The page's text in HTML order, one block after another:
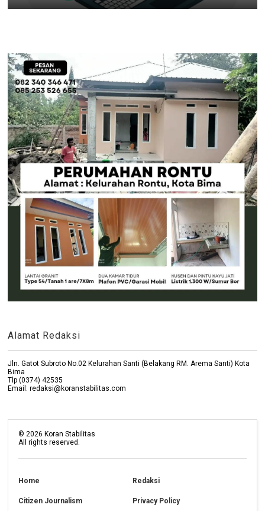
Alamat Redaksi
Jln. Gatot Subroto No.02 Kelurahan Santi (Belakang RM. Arema Santi) Kota
Bima
Tlp (0374) 42535
Email: redaksi@koranstabilitas.com
©2026 Koran Stabilitas
All rights reserved.
Home Redaksi
Citizen Journalism Privacy Policy